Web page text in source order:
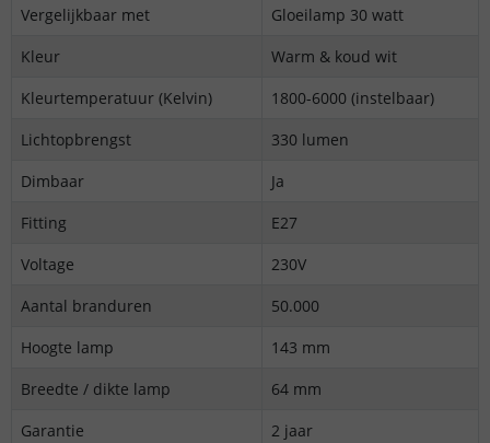
Vergelijkbaar met
Gloeilamp 30 watt
Kleur
Warm & koud wit
Kleurtemperatuur (Kelvin)
1800-6000 (instelbaar)
Lichtopbrengst
330 lumen
Dimbaar
Ja
Fitting
E27
Voltage
230V
Aantal branduren
50.000
Hoogte lamp
143 mm
Breedte / dikte lamp
64 mm
Garantie
2 jaar